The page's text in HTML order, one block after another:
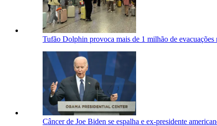
Tufão Dolphin provoca mais de 1 milhão de evacuações
Câncer de Joe Biden se espalha e ex-presidente